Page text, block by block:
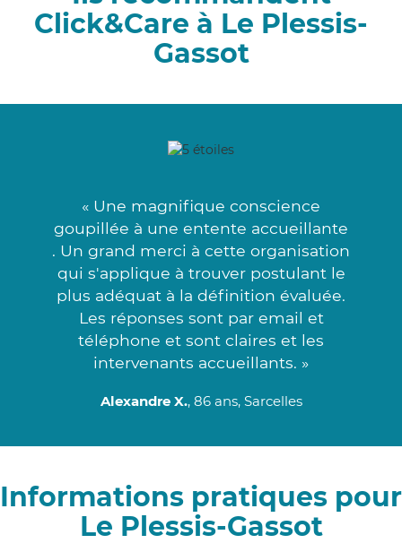
Click&Care à Le Plessis-
Gassot
« Une magnifique conscience
goupillée à une entente accueillante
. Un grand merci à cette organisation
qui s'applique à trouver postulant le
plus adéquat à la définition évaluée.
Les réponses sont par email et
téléphone et sont claires et les
intervenants accueillants. »
Alexandre X., 86 ans, Sarcelles
Informations pratiques pour
Le Plessis-Gassot